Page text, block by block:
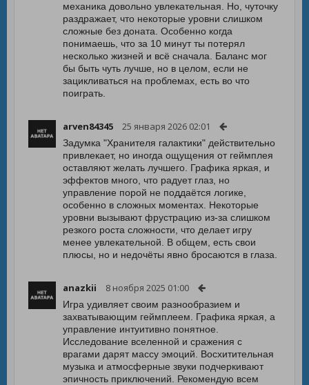
механика довольно увлекательная. Но, чуточку
раздражает, что некоторые уровни слишком
сложные без доната. Особенно когда
понимаешь, что за 10 минут ты потерял
несколько жизней и всё сначала. Баланс мог
бы быть чуть лучше, но в целом, если не
зацикливаться на проблемах, есть во что
поиграть.
arven84345 25 января 2026 02:01
Задумка "Хранителя галактики" действительно
привлекает, но иногда ощущения от геймплея
оставляют желать лучшего. Графика яркая, и
эффектов много, что радует глаз, но
управление порой не поддаётся логике,
особенно в сложных моментах. Некоторые
уровни вызывают фрустрацию из-за слишком
резкого роста сложности, что делает игру
менее увлекательной. В общем, есть свои
плюсы, но и недочёты явно бросаются в глаза.
anazkii 8 ноября 2025 01:00
Игра удивляет своим разнообразием и
захватывающим геймплеем. Графика яркая, а
управление интуитивно понятное.
Исследование вселенной и сражения с
врагами дарят массу эмоций. Восхитительная
музыка и атмосферные звуки подчеркивают
эпичность приключений. Рекомендую всем